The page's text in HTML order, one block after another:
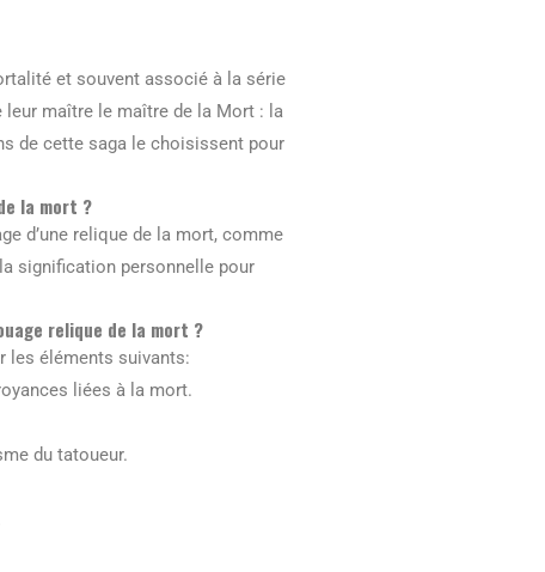
et souvent associé à la série
maître le maître de la Mort : la
de cette saga le choisissent pour
la mort ?
d’une relique de la mort, comme
signification personnelle pour
relique de la mort ?
les éléments suivants:
liées à la mort.
du tatoueur.